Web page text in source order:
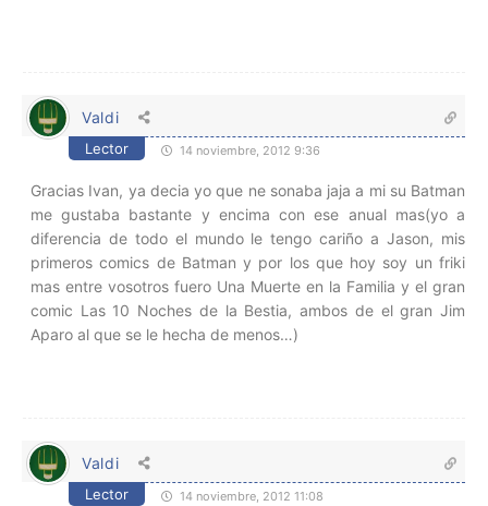
Valdi
Lector 14 noviembre, 2012 9:36
Gracias Ivan, ya decia yo que ne sonaba jaja a mi su Batman
me gustaba bastante y encima con ese anual mas(yo a
diferencia de todo el mundo le tengo cariño a Jason, mis
primeros comics de Batman y por los que hoy soy un friki
mas entre vosotros fuero Una Muerte en la Familia y el gran
comic Las 10 Noches de la Bestia, ambos de el gran Jim
Aparo al que se le hecha de menos…)
Valdi
Lector 14 noviembre, 2012 11:08